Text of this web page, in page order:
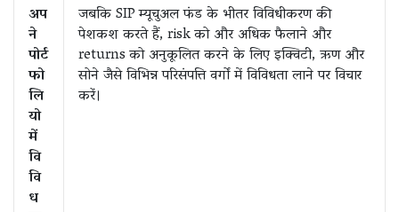
अप
ने
पोर्ट
फो
लि
यो
में
वि
वि
ध
जबकि SIP म्यूचुअल फंड के भीतर विविधीकरण की
पेशकश करते हैं, risk को और अधिक फैलाने और
returns को अनुकूलित करने के लिए इक्विटी, ऋण और
सोने जैसे विभिन्न परिसंपत्ति वर्गों में विविधता लाने पर विचार
करें।